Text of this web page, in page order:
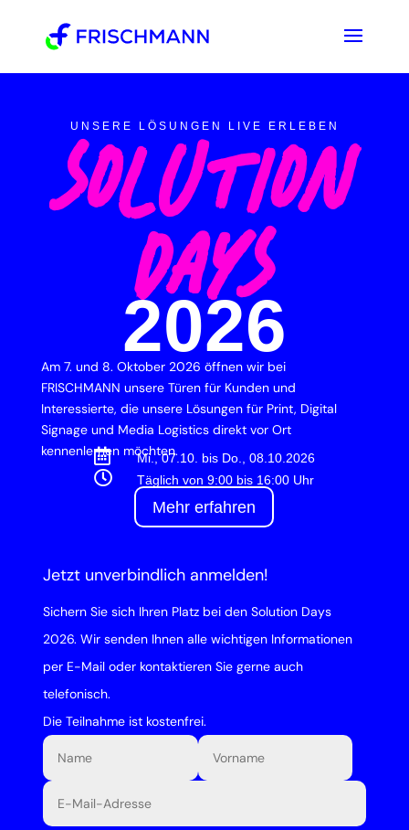
UNSERE LÖSUNGEN LIVE ERLEBEN
SOLUTION
DAYS
2026
Am 7. und 8. Oktober 2026 öffnen wir bei
FRISCHMANN unsere Türen für Kunden und
Interessierte, die unsere Lösungen für Print, Digital
Signage und Media Logistics direkt vor Ort
kennenlernen möchten.
 Mi., 07.10. bis Do., 08.10.2026
 Täglich von 9:00 bis 16:00 Uhr
Mehr erfahren
Jetzt unverbindlich anmelden!
Sichern Sie sich Ihren Platz bei den Solution Days
2026. Wir senden Ihnen alle wichtigen Informationen
per E-Mail oder kontaktieren Sie gerne auch
telefonisch.
Die Teilnahme ist kostenfrei.